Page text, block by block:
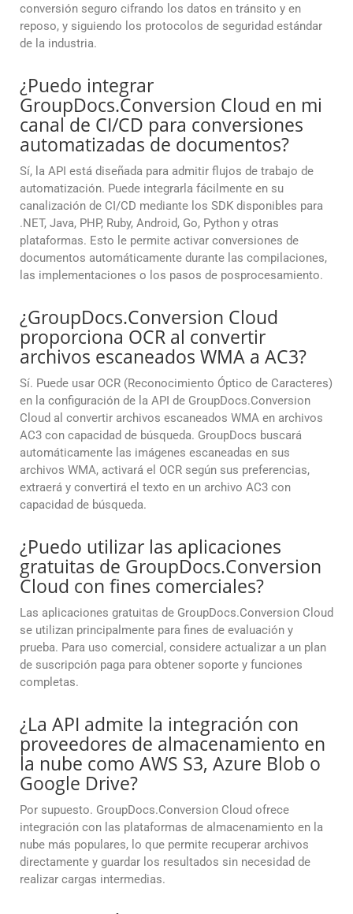
conversión seguro cifrando los datos en tránsito y en
reposo, y siguiendo los protocolos de seguridad estándar
de la industria.
¿Puedo integrar
GroupDocs.Conversion Cloud en mi
canal de CI/CD para conversiones
automatizadas de documentos?
Sí, la API está diseñada para admitir flujos de trabajo de
automatización. Puede integrarla fácilmente en su
canalización de CI/CD mediante los SDK disponibles para
.NET, Java, PHP, Ruby, Android, Go, Python y otras
plataformas. Esto le permite activar conversiones de
documentos automáticamente durante las compilaciones,
las implementaciones o los pasos de posprocesamiento.
¿GroupDocs.Conversion Cloud
proporciona OCR al convertir
archivos escaneados WMA a AC3?
Sí. Puede usar OCR (Reconocimiento Óptico de Caracteres)
en la configuración de la API de GroupDocs.Conversion
Cloud al convertir archivos escaneados WMA en archivos
AC3 con capacidad de búsqueda. GroupDocs buscará
automáticamente las imágenes escaneadas en sus
archivos WMA, activará el OCR según sus preferencias,
extraerá y convertirá el texto en un archivo AC3 con
capacidad de búsqueda.
¿Puedo utilizar las aplicaciones
gratuitas de GroupDocs.Conversion
Cloud con fines comerciales?
Las aplicaciones gratuitas de GroupDocs.Conversion Cloud
se utilizan principalmente para fines de evaluación y
prueba. Para uso comercial, considere actualizar a un plan
de suscripción paga para obtener soporte y funciones
completas.
¿La API admite la integración con
proveedores de almacenamiento en
la nube como AWS S3, Azure Blob o
Google Drive?
Por supuesto. GroupDocs.Conversion Cloud ofrece
integración con las plataformas de almacenamiento en la
nube más populares, lo que permite recuperar archivos
directamente y guardar los resultados sin necesidad de
realizar cargas intermedias.